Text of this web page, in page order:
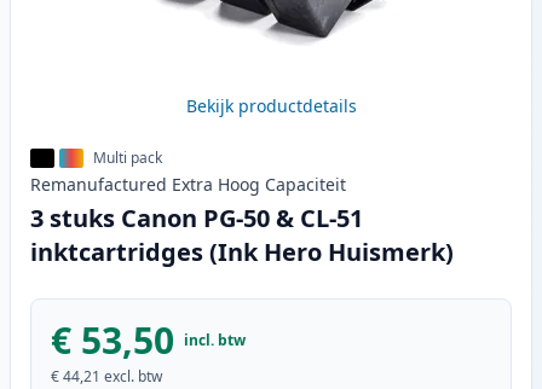
Bekijk productdetails
Multi pack
Remanufactured Extra Hoog Capaciteit
3 stuks Canon PG-50 & CL-51
inktcartridges (Ink Hero Huismerk)
€ 53,50 incl. btw
€ 44,21 excl. btw